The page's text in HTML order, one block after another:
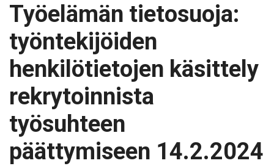
Työelämän tietosuoja:
työntekijöiden
henkilötietojen käsittely
rekrytoinnista
työsuhteen
päättymiseen 14.2.2024